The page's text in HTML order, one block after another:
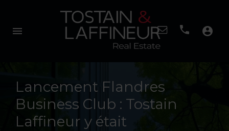
menu account_circle
Lancement Flandres
Business Club : Tostain
Laffineur y était